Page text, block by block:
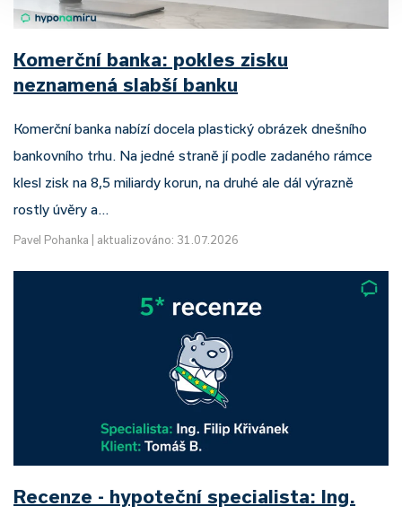
Komerční banka: pokles zisku
neznamená slabší banku
Komerční banka nabízí docela plastický obrázek dnešního
bankovního trhu. Na jedné straně jí podle zadaného rámce
klesl zisk na 8,5 miliardy korun, na druhé ale dál výrazně
rostly úvěry a…
Pavel Pohanka aktualizováno: 31.07.2026
Recenze - hypoteční specialista: Ing.